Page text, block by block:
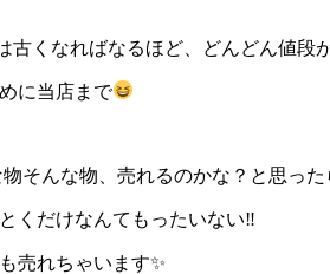
古くなればなるほど、どんどん値段
に当店まで
そんな物、売れるのかな？と思っ
くだけなんてもったいない‼
売れちゃいます✨